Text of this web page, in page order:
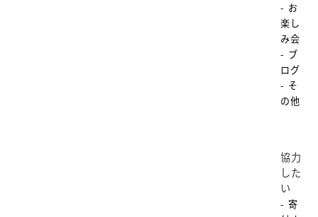
- お
楽し
み会
- ブ
ログ
- そ
の他
協力
した
い
- 寄